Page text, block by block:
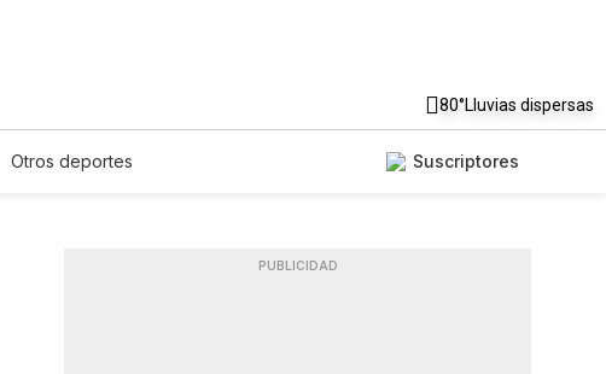
80°Lluvias dispersas
Otros deportes Suscriptores
PUBLICIDAD